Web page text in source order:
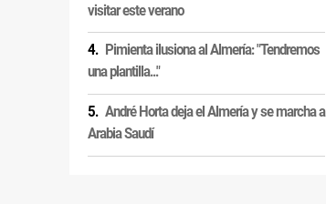
visitar este verano
Pimienta ilusiona al Almería: "Tendremos
una plantilla..."
André Horta deja el Almería y se marcha a
Arabia Saudí